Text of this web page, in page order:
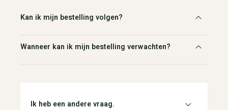
Kan ik mijn bestelling volgen?
Wanneer kan ik mijn bestelling verwachten?
Ik heb een andere vraag.